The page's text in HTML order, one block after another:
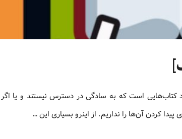
دانلود کتاب‌هایی است که به سادگی در دسترس نیستند و یا
کردن آن‌ها را نداریم. از اینرو بسیاری این …